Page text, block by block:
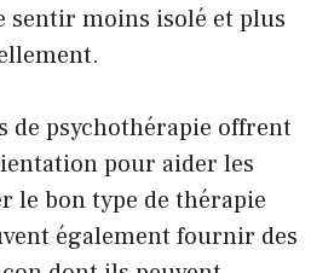
sentir moins isolé et plus
de psychothérapie offrent
pour aider les
le bon type de thérapie
également fournir des